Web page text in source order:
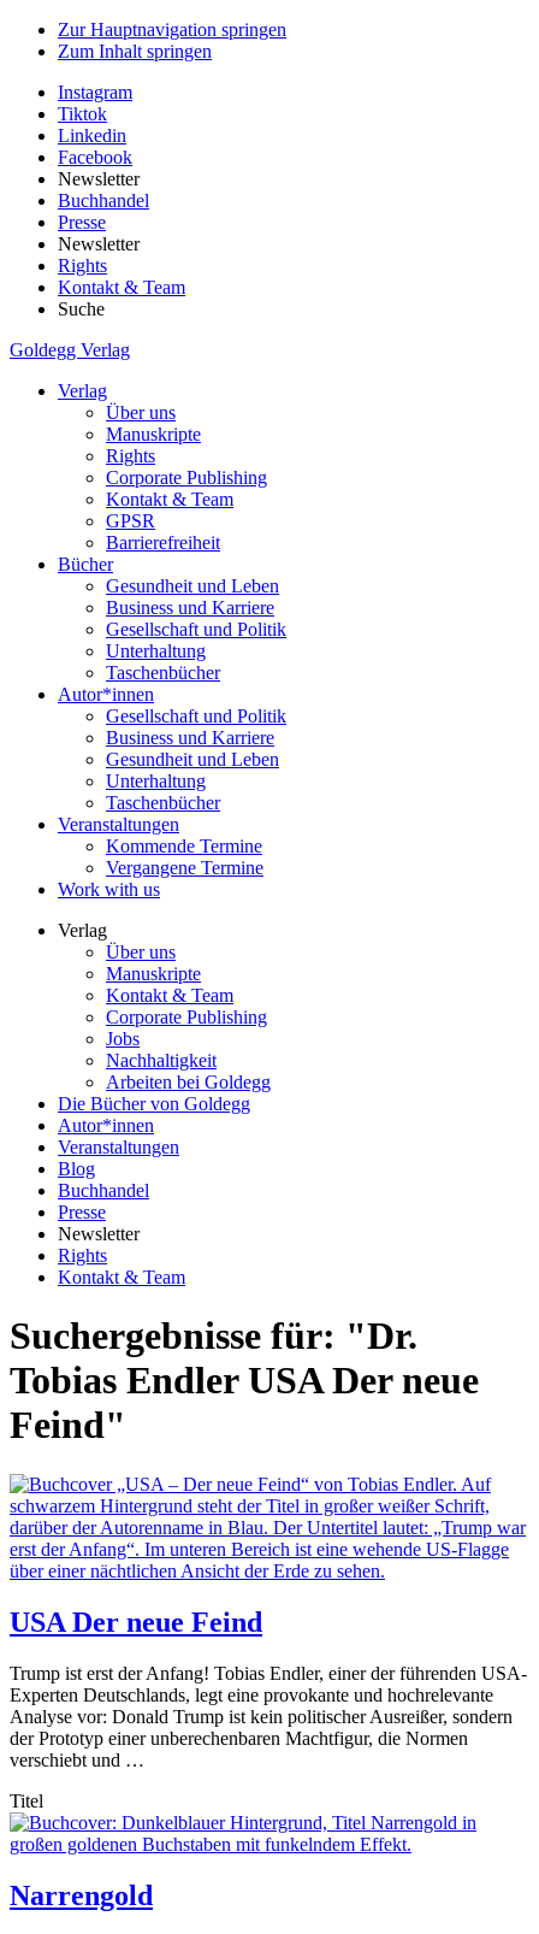
Zur Hauptnavigation springen
Zum Inhalt springen
Instagram
Tiktok
Linkedin
Facebook
Newsletter
Buchhandel
Presse
Newsletter
Rights
Kontakt & Team
Suche
Goldegg Verlag
Verlag
Über uns
Manuskripte
Rights
Corporate Publishing
Kontakt & Team
GPSR
Barrierefreiheit
Bücher
Gesundheit und Leben
Business und Karriere
Gesellschaft und Politik
Unterhaltung
Taschenbücher
Autor*innen
Gesellschaft und Politik
Business und Karriere
Gesundheit und Leben
Unterhaltung
Taschenbücher
Veranstaltungen
Kommende Termine
Vergangene Termine
Work with us
Verlag
Über uns
Manuskripte
Kontakt & Team
Corporate Publishing
Jobs
Nachhaltigkeit
Arbeiten bei Goldegg
Die Bücher von Goldegg
Autor*innen
Veranstaltungen
Blog
Buchhandel
Presse
Newsletter
Rights
Kontakt & Team
Suchergebnisse für: "Dr.
Tobias Endler USA Der neue
Feind"
USA Der neue Feind
Trump ist erst der Anfang! Tobias Endler, einer der führenden USA-
Experten Deutschlands, legt eine provokante und hochrelevante
Analyse vor: Donald Trump ist kein politischer Ausreißer, sondern
der Prototyp einer unberechenbaren Machtfigur, die Normen
verschiebt und …
Titel
Narrengold